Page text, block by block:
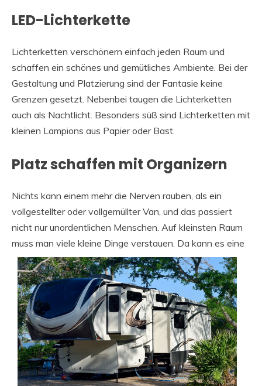
LED-Lichterkette
Lichterketten verschönern einfach jeden Raum und
schaffen ein schönes und gemütliches Ambiente. Bei der
Gestaltung und Platzierung sind der Fantasie keine
Grenzen gesetzt. Nebenbei taugen die Lichterketten
auch als Nachtlicht. Besonders süß sind Lichterketten mit
kleinen Lampions aus Papier oder Bast.
Platz schaffen mit Organizern
Nichts kann einem mehr die Nerven rauben, als ein
vollgestellter oder vollgemüllter Van, und das passiert
nicht nur unordentlichen Menschen. Auf kleinsten Raum
muss man viele kleine Dinge verstauen. Da kann es eine